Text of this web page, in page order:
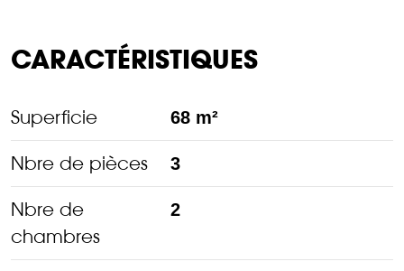
CARACTÉRISTIQUES
Superficie 68 m²
Nbre de pièces 3
Nbre de
chambres
2